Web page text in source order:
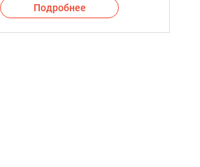
Подробнее